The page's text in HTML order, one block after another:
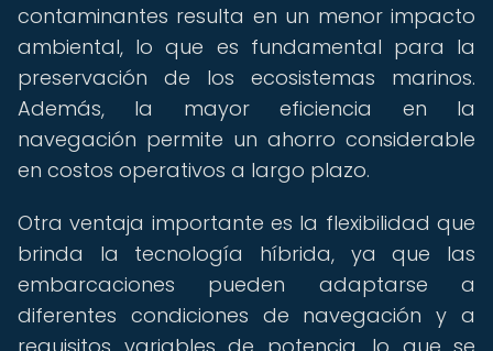
contaminantes resulta en un menor impacto
ambiental, lo que es fundamental para la
preservación de los ecosistemas marinos.
Además, la mayor eficiencia en la
navegación permite un ahorro considerable
en costos operativos a largo plazo.
Otra ventaja importante es la flexibilidad que
brinda la tecnología híbrida, ya que las
embarcaciones pueden adaptarse a
diferentes condiciones de navegación y a